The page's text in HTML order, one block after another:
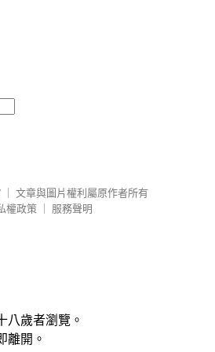
文章與圖片權利屬原作者所有
權政策
服務聲明
八歲者瀏覽。
離開。